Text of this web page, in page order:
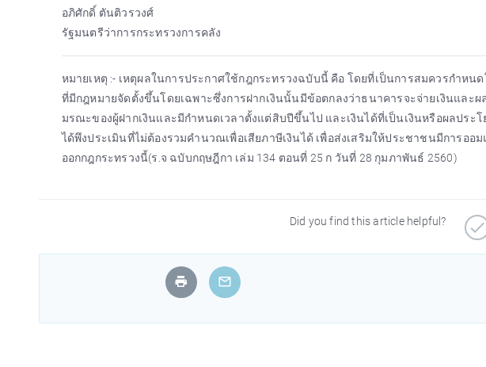
อภิศักดิ์ ตันติวรวงศ์
รัฐมนตรีว่าการกระทรวงการคลัง
หมายเหตุ :- เหตุผลในการประกาศใช้กฎกระทรวงฉบับนี้ คือ โดยที่เป็นการสมควรกำหนด
ที่มีกฎหมายจัดตั้งขึ้นโดยเฉพาะซึ่งการฝากเงินนั้นมีข้อตกลงว่าธนาคารจะจ่ายเงินและ
มรณะของผู้ฝากเงินและมีกำหนดเวลาตั้งแต่สิบปีขึ้นไป และเงินได้ที่เป็นเงินหรือผลประโ
ได้พึงประเมินที่ไม่ต้องรวมคำนวณเพื่อเสียภาษีเงินได้ เพื่อส่งเสริมให้ประชาชนมีการออ
ออกกฎกระทรวงนี้(ร.จ ฉบับกฤษฎีกา เล่ม 134 ตอนที่ 25 ก วันที่ 28 กุมภาพันธ์ 2560)
Did you find this article helpful?